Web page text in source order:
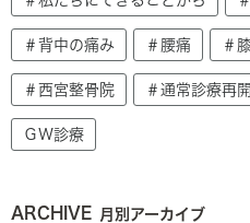
＃背中の痛み ＃腰痛 ＃
＃西宮整骨院 ＃通常診療再開
ＧＷ診療
ARCHIVE 月別アーカイブ